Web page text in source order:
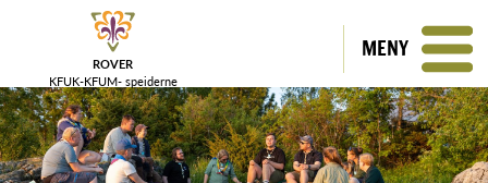
ROVER
KFUK-KFUM- speiderne
MENY